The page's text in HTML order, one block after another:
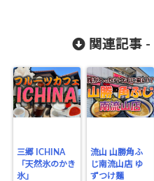
matsu/gero-
matsu.net/p
content/plu
関連記事 -
三郷 ICHINA
「天然氷のかき
氷」
流山 山勝角ふ
じ南流山店 ゆ
ずつけ麺